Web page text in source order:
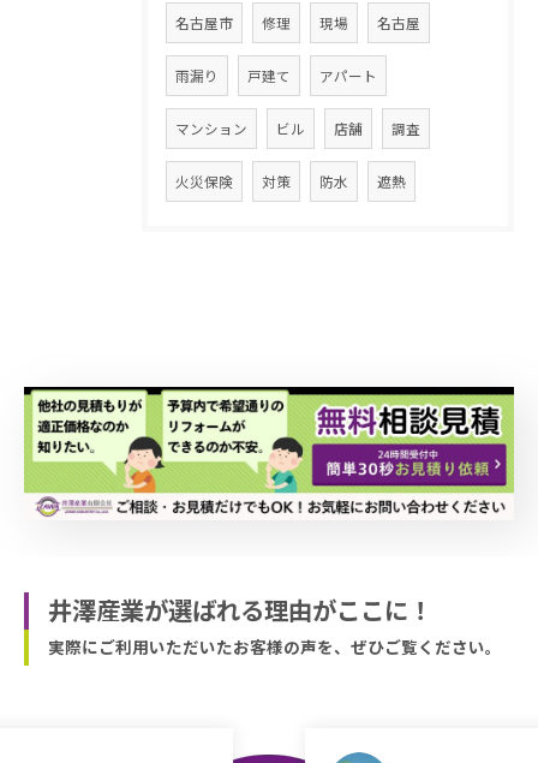
名古屋市 修理 現場 名古屋
雨漏り 戸建て アパート
マンション ビル 店舗 調査
火災保険 対策 防水 遮熱
井澤産業が選ばれる理由がここに！
実際にご利用いただいたお客様の声を、ぜひご覧ください。